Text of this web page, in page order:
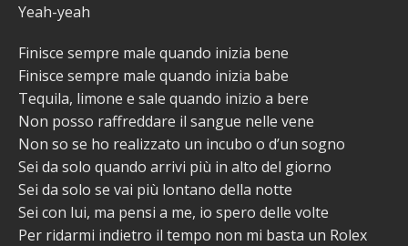
Yeah-yeah
Finisce sempre male quando inizia bene
Finisce sempre male quando inizia babe
Tequila, limone e sale quando inizio a bere
Non posso raffreddare il sangue nelle vene
Non so se ho realizzato un incubo o d’un sogno
Sei da solo quando arrivi più in alto del giorno
Sei da solo se vai più lontano della notte
Sei con lui, ma pensi a me, io spero delle volte
Per ridarmi indietro il tempo non mi basta un Rolex